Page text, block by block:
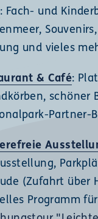
: Fach- und
und vieles
& Café:
schöner
Partner-
(Zufahrt über
Programm